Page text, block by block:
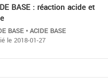
BASE : réaction acide et
BASE • ACIDE BASE
le 2018-01-27